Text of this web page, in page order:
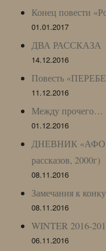
Конец повести
01.01.2017
ДВА РАССКАЗА
14.12.2016
Повесть
11.12.2016
Между прочего…
01.12.2016
ДНЕВНИК
рассказов, 2000г)
08.11.2016
Замечания к
08.11.2016
WINTER 2016-
06.11.2016